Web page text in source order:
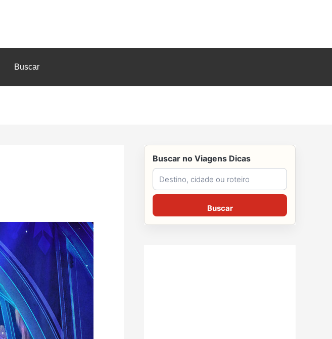
Buscar
Buscar no Viagens Dicas
Buscar no Viagens Dicas
Buscar